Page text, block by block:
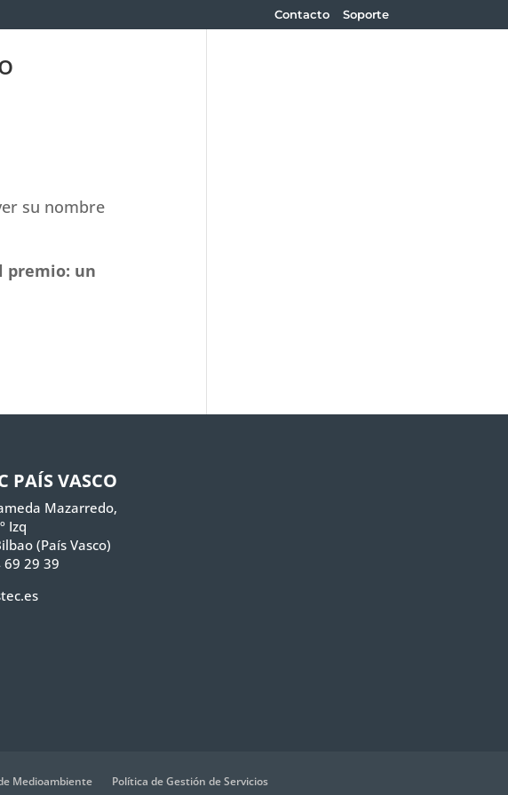
Contacto Soporte
su nombre
premio: un
PAÍS VASCO
Mazarredo,
Izq
(País Vasco)
69 29 39
Medioambiente Política de Gestión de Servicios